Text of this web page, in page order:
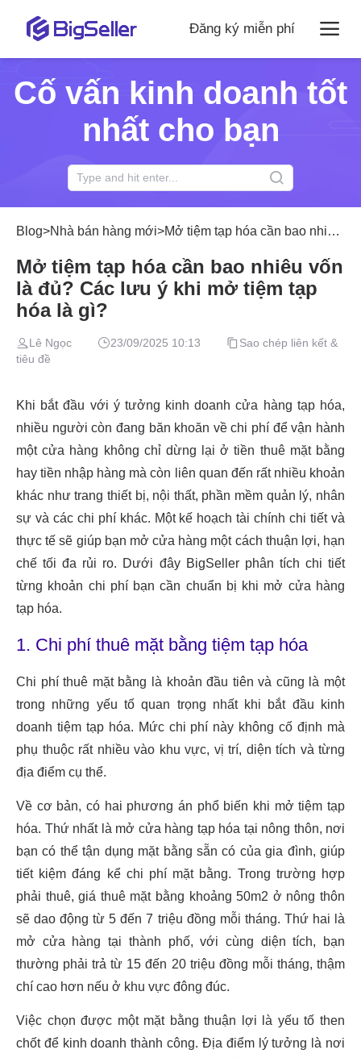
Đăng ký miễn phí
Cố vấn kinh doanh tốt
nhất cho bạn
Blog>Nhà bán hàng mới>Mở tiệm tạp hóa cần bao nhiêu vốn là đủ? Các lưu ý khi mở tiệm tạp hóa là gì?
Mở tiệm tạp hóa cần bao nhiêu vốn
là đủ? Các lưu ý khi mở tiệm tạp
hóa là gì?
Lê Ngọc 23/09/2025 10:13
Sao chép liên kết &
tiêu đề